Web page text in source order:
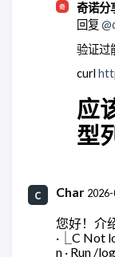
wodty
回复@
有相关
奇诺分
回复
应该
回复@
集成没
奇诺分
回复
验证过
curl
应
型
ddy
嗯，这
Char
您好！介
·⎿C Not
n · Run /